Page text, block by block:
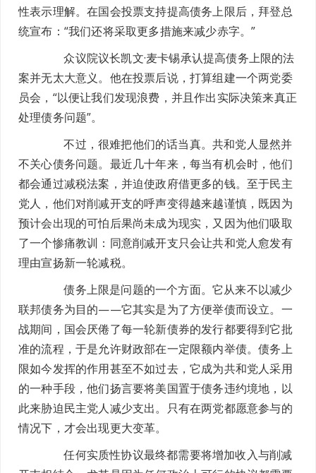
性表示理解。在国会投票支持提高债务上限后，拜登总
统宣布：“我们还将采取更多措施来减少赤字。”
众议院议长凯文·麦卡锡承认提高债务上限的法
案并无太大意义。他在投票后说，打算组建一个两党委
员会，“以便让我们发现浪费，并且作出实际决策来真正
处理债务问题”。
不过，很难把他们的话当真。共和党人显然并
不关心债务问题。最近几十年来，每当有机会时，他们
都会通过减税法案，并迫使政府借更多的钱。至于民主
党人，他们对削减开支的呼声变得越来越谨慎，既因为
预计会出现的可怕后果尚未成为现实，又因为他们吸取
了一个惨痛教训：同意削减开支只会让共和党人愈发有
理由宣扬新一轮减税。
债务上限是问题的一个方面。它从来不以减少
联邦债务为目的——它其实是为了方便举债而设立。一
战期间，国会厌倦了每一轮新债券的发行都要得到它批
准的流程，于是允许财政部在一定限额内举债。债务上
限如今发挥的作用甚至不如过去，它成为共和党人采用
的一种手段，他们扬言要将美国置于债务违约境地，以
此来胁迫民主党人减少支出。只有在两党都愿意参与的
情况下，才会出现更大变革。
任何实质性协议最终都需要将增加收入与削减